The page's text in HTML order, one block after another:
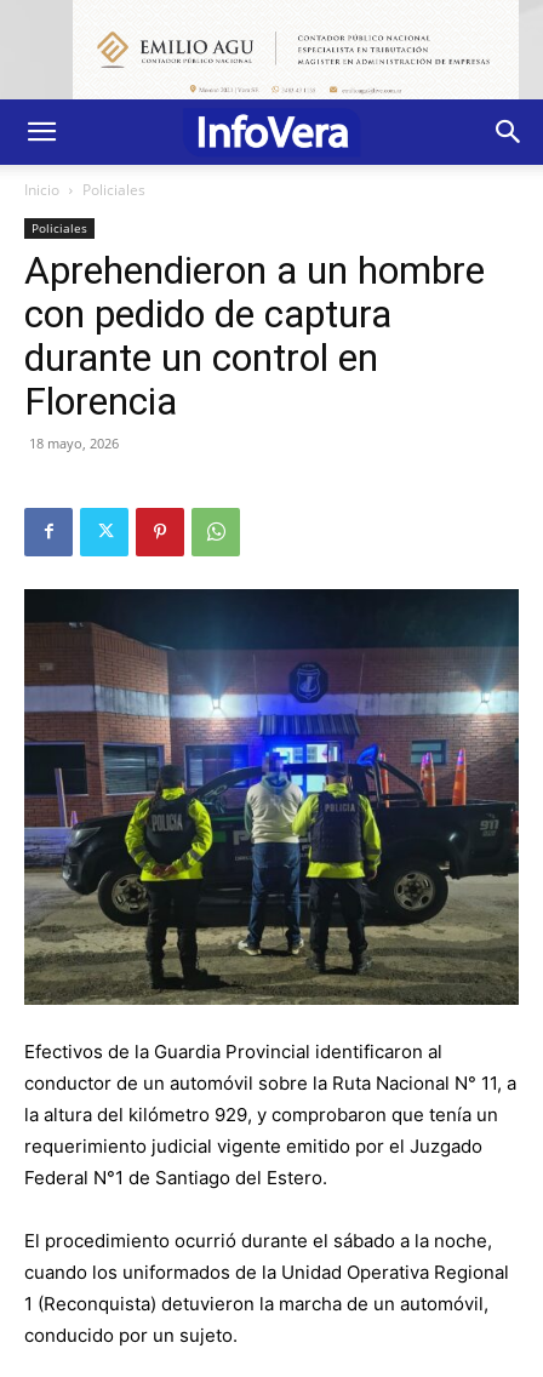
Inicio Policiales
Policiales
Aprehendieron a un hombre
con pedido de captura
durante un control en
Florencia
18 mayo, 2026
Efectivos de la Guardia Provincial identificaron al
conductor de un automóvil sobre la Ruta Nacional N° 11, a
la altura del kilómetro 929, y comprobaron que tenía un
requerimiento judicial vigente emitido por el Juzgado
Federal N°1 de Santiago del Estero.
El procedimiento ocurrió durante el sábado a la noche,
cuando los uniformados de la Unidad Operativa Regional
1 (Reconquista) detuvieron la marcha de un automóvil,
conducido por un sujeto.